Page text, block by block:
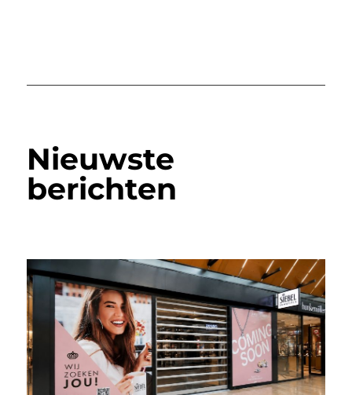
Nieuwste
berichten